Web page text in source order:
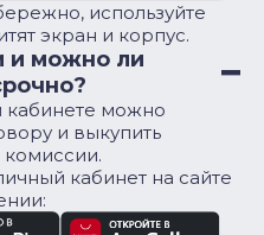
используйте
экран и корпус.
и можно ли
можно
и выкупить
кабинет на сайте